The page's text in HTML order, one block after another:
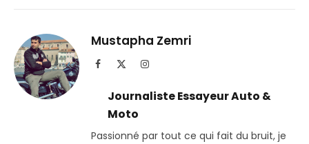
Telegram
Mustapha Zemri
Facebook Instagram
Journaliste Essayeur Auto &
Moto
Passionné par tout ce qui fait du bruit, je